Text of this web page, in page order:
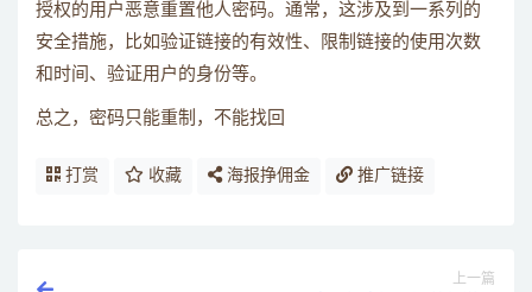
授权的用户恶意重置他人密码。通常，这涉及到一系列的
安全措施，比如验证链接的有效性、限制链接的使用次数
和时间、验证用户的身份等。
总之，密码只能重制，不能找回
打赏 收藏 海报挣佣金 推广链接
上一篇